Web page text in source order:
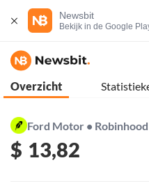
Newsbit
Bekijk in de Google
Overzicht
Ford Motor •
$ 13,82